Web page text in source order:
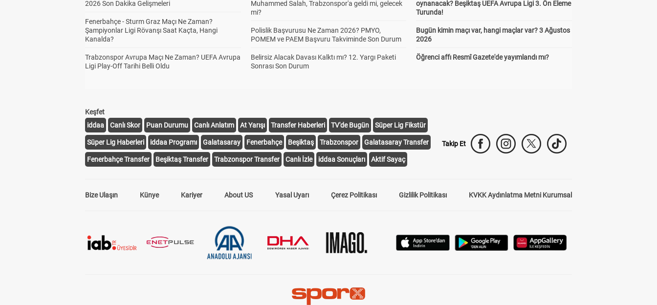
2026 Son Dakika Gelişmeleri
Fenerbahçe - Sturm Graz Maçı Ne Zaman?
Şampiyonlar Ligi Rövanşı Saat Kaçta, Hangi
Kanalda?
Trabzonspor Avrupa Maçı Ne Zaman? UEFA Avrupa
Ligi Play-Off Tarihi Belli Oldu
Muhammed Salah, Trabzonspor'a geldi mi, gelecek
mi?
Polislik Başvurusu Ne Zaman 2026? PMYO,
POMEM ve PAEM Başvuru Takviminde Son Durum
Belirsiz Alacak Davası Kalktı mı? 12. Yargı Paketi
Sonrası Son Durum
oynanacak? Beşiktaş UEFA Avrupa Ligi 3. Ön Eleme
Turunda!
Bugün kimin maçı var, hangi maçlar var? 3 Ağustos
2026
Öğrenci affı Resmî Gazete'de yayımlandı mı?
Keşfet
iddaa
Canlı Skor Puan Durumu Canlı Anlatım At Yarışı Transfer Haberleri TV'de Bugün Süper Lig Fikstür
Süper Lig Haberleri iddaa Programı Galatasaray Fenerbahçe Beşiktaş Trabzonspor Galatasaray Transfer
Fenerbahçe Transfer Beşiktaş Transfer Trabzonspor Transfer Canlı İzle iddaa Sonuçları Aktif Sayaç
Takip Et
Bize Ulaşın Künye Kariyer About US Yasal Uyarı Çerez Politikası Gizlilik Politikası KVKK Aydınlatma Metni Kurumsal